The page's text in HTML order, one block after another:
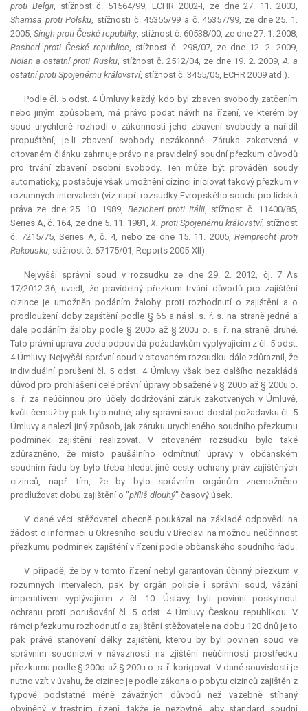
proti Belgii, stížnost č. 51564/99, ECHR 2002-I, ze dne 27. 11. 2003,
Shamsa proti Polsku, stížnosti č. 45355/99 a č. 45357/99, ze dne 25. 1.
2005, Singh proti České republiky, stížnost č. 60538/00, ze dne 27. 1. 2008,
Rashed proti České republice, stížnost č. 298/07, ze dne 12. 2. 2009,
Nolan a ostatní proti Rusku, stížnost č. 2512/04, ze dne 19. 2. 2009,A. a
ostatní proti Spojenému království, stížnost č. 3455/05, ECHR 2009 atd.).
Podle čl. 5 odst. 4 Úmluvy každý, kdo byl zbaven svobody zatčením
nebo jiným způsobem, má právo podat návrh na řízení, ve kterém by
soud urychleně rozhodl o zákonnosti jeho zbavení svobody a nařídil
propuštění, je-li zbavení svobody nezákonné. Záruka zakotvená v
citovaném článku zahrnuje právo na pravidelný soudní přezkum důvodů
pro trvání zbavení osobní svobody. Ten může být prováděn soudy
automaticky, postačuje však umožnění cizinci iniciovat takový přezkum v
rozumných intervalech (viz např. rozsudky Evropského soudu pro lidská
práva ze dne 25. 10. 1989, Bezicheri proti Itálii, stížnost č. 11400/85,
Series A, č. 164, ze dne 5. 11. 1981,X. proti Spojenému království, stížnost
č. 7215/75, Series A, č. 4, nebo ze dne 15. 11. 2005,Reinprecht proti
Rakousku, stížnost č. 67175/01, Reports 2005-XII).
Nejvyšší správní soud v rozsudku ze dne 29. 2. 2012, čj. 7 As
17/2012-36, uvedl, že pravidelný přezkum trvání důvodů pro zajištění
cizince je umožněn podáním žaloby proti rozhodnutí o zajištění a o
prodloužení doby zajištění podle § 65 a násl. s. ř. s. na straně jedné a
dále podáním žaloby podle § 200o až § 200u o. s. ř. na straně druhé.
Tato právní úprava zcela odpovídá požadavkům vyplývajícím z čl. 5 odst.
4 Úmluvy. Nejvyšší správní soud v citovaném rozsudku dále zdůraznil, že
individuální porušení čl. 5 odst. 4 Úmluvy však bez dalšího nezakládá
důvod pro prohlášení celé právní úpravy obsažené v § 200o až § 200u o.
s. ř. za neúčinnou pro účely dodržování záruk zakotvených v Úmluvě,
kvůli čemuž by pak bylo nutné, aby správní soud dostál požadavku čl. 5
Úmluvy a nalezl jiný způsob, jak záruku urychleného soudního přezkumu
podmínek zajištění realizovat. V citovaném rozsudku bylo také
zdůrazněno, že místo paušálního odmítnutí úpravy v občanském
soudním řádu by bylo třeba hledat jiné cesty ochrany práv zajištěných
cizinců, např. tím, že by bylo správním orgánům znemožněno
prodlužovat dobu zajištění o "příliš dlouhý" časový úsek.
V dané věci stěžovatel obecně poukázal na základě odpovědi na
žádost o informaci u Okresního soudu v Břeclavi na možnou neúčinnost
přezkumu podmínek zajištění v řízení podle občanského soudního řádu.
V případě, že by v tomto řízení nebyl garantován účinný přezkum v
rozumných intervalech, pak by orgán policie i správní soud, vázáni
imperativem vyplývajícím z čl. 10. Ústavy, byli povinni poskytnout
ochranu proti porušování čl. 5 odst. 4 Úmluvy Českou republikou. V
rámci přezkumu rozhodnutí o zajištění stěžovatele na dobu 120 dnů je to
pak právě stanovení délky zajištění, kterou by byl povinen soud ve
správním soudnictví v návaznosti na zjištění neúčinnosti prostředku
přezkumu podle § 200o až § 200u o. s. ř. korigovat. V dané souvislosti je
nutno vzít v úvahu, že cizinec je podle zákona o pobytu cizinců zajištěn z
typově podstatně méně závažných důvodů než vazebně stíhaný
obviněný v trestním řízení, takže je nezbytné, aby standard soudní